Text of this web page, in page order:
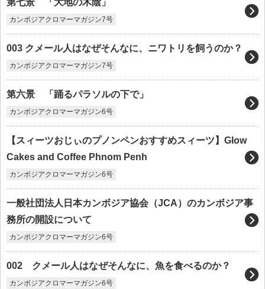
第七景 「大地の木陰」
カンボジアクロマーマガジン7号
003 クメール人はなぜそんなに、ニワトリを飼うのか？
カンボジアクロマーマガジン7号
第六景 「踊るパラソルの下で」
カンボジアクロマーマガジン6号
【スィーツおじぃのプノンペンおすすめスィーツ】Glow
Cakes and Coffee Phnom Penh
カンボジアクロマーマガジン6号
一般社団法人日本カンボジア協会（JCA）のカンボジア事
務所の開設について
カンボジアクロマーマガジン6号
002 クメール人はなぜそんなに、魚を食べるのか？
カンボジアクロマーマガジン6号